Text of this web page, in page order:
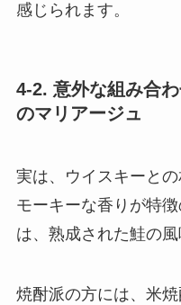
感じられます。
4-2. 意外な組み合
のマリアージュ
実は、ウイスキーと
モーキーな香りが特
は、熟成された鮭の
焼酎派の方には、米